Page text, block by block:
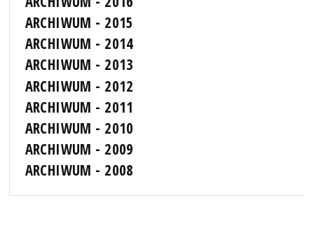
ARCHIWUM - 2015
ARCHIWUM - 2014
ARCHIWUM - 2013
ARCHIWUM - 2012
ARCHIWUM - 2011
ARCHIWUM - 2010
ARCHIWUM - 2009
ARCHIWUM - 2008